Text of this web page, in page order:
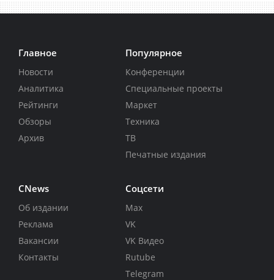
Главное
Новости
Аналитика
Рейтинги
Обзоры
Архив
Популярное
Конференции
Специальные проекты
Маркет
Техника
ТВ
Печатные издания
CNews
Об издании
Реклама
Вакансии
Контакты
Соцсети
Max
VK
VK Видео
Rutube
Telegram